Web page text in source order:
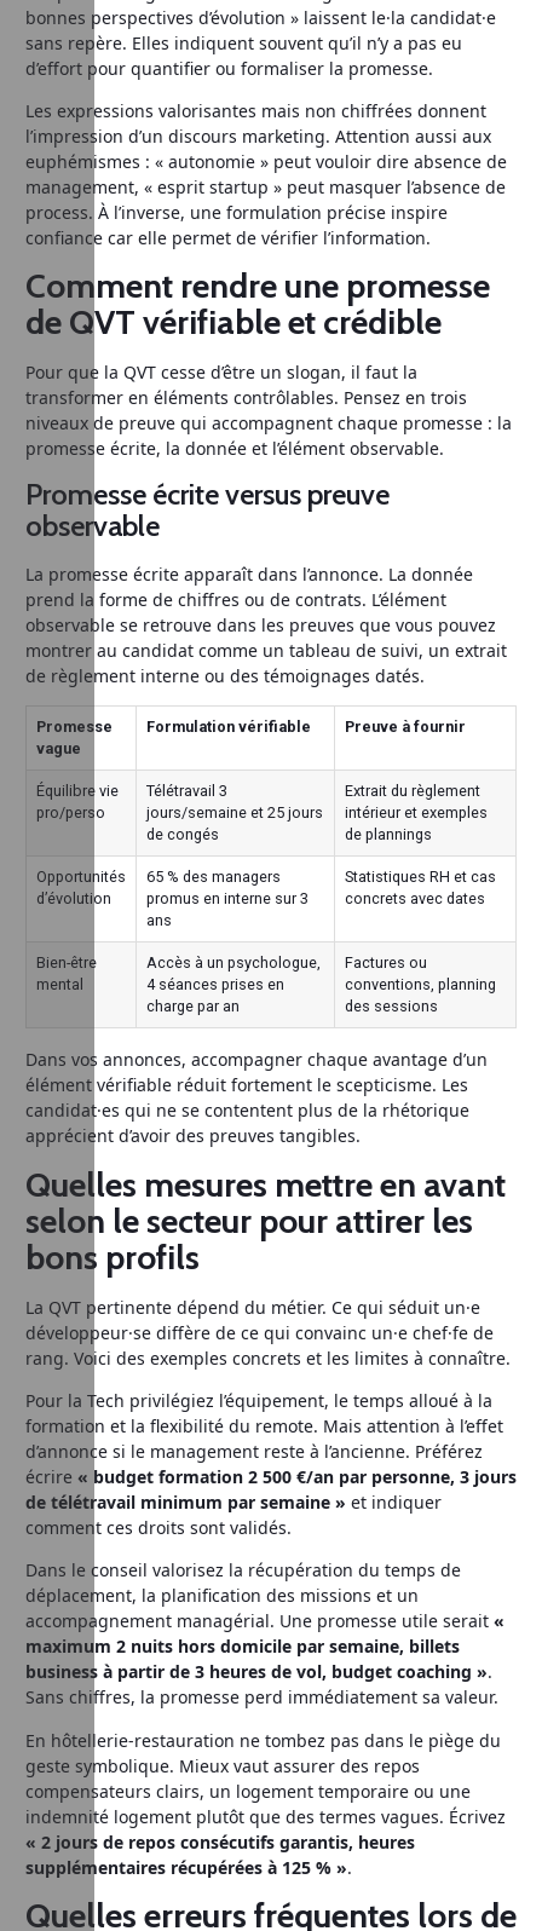
bonnes perspectives d’évolution » laissent le·la candidat·e
sans repère. Elles indiquent souvent qu’il n’y a pas eu
d’effort pour quantifier ou formaliser la promesse.
Les expressions valorisantes mais non chiffrées donnent
l’impression d’un discours marketing. Attention aussi aux
euphémismes : « autonomie » peut vouloir dire absence de
management, « esprit startup » peut masquer l’absence de
process. À l’inverse, une formulation précise inspire
confiance car elle permet de vérifier l’information.
Comment rendre une promesse
de QVT vérifiable et crédible
Pour que la QVT cesse d’être un slogan, il faut la
transformer en éléments contrôlables. Pensez en trois
niveaux de preuve qui accompagnent chaque promesse : la
promesse écrite, la donnée et l’élément observable.
Promesse écrite versus preuve
observable
La promesse écrite apparaît dans l’annonce. La donnée
prend la forme de chiffres ou de contrats. L’élément
observable se retrouve dans les preuves que vous pouvez
montrer au candidat comme un tableau de suivi, un extrait
de règlement interne ou des témoignages datés.
Promesse
vague
Formulation vérifiable Preuve à fournir
Équilibre vie
pro/perso
Télétravail 3
jours/semaine et 25 jours
de congés
Extrait du règlement
intérieur et exemples
de plannings
Opportunités
d’évolution
65 % des managers
promus en interne sur 3
ans
Statistiques RH et cas
concrets avec dates
Bien-être
mental
Accès à un psychologue,
4 séances prises en
charge par an
Factures ou
conventions, planning
des sessions
Dans vos annonces, accompagner chaque avantage d’un
élément vérifiable réduit fortement le scepticisme. Les
candidat·es qui ne se contentent plus de la rhétorique
apprécient d’avoir des preuves tangibles.
Quelles mesures mettre en avant
selon le secteur pour attirer les
bons profils
La QVT pertinente dépend du métier. Ce qui séduit un·e
développeur·se diffère de ce qui convainc un·e chef·fe de
rang. Voici des exemples concrets et les limites à connaître.
Pour la Tech privilégiez l’équipement, le temps alloué à la
formation et la flexibilité du remote. Mais attention à l’effet
d’annonce si le management reste à l’ancienne. Préférez
écrire « budget formation 2 500 €/an par personne, 3 jours
de télétravail minimum par semaine » et indiquer
comment ces droits sont validés.
Dans le conseil valorisez la récupération du temps de
déplacement, la planification des missions et un
accompagnement managérial. Une promesse utile serait «
maximum 2 nuits hors domicile par semaine, billets
business à partir de 3 heures de vol, budget coaching ».
Sans chiffres, la promesse perd immédiatement sa valeur.
En hôtellerie-restauration ne tombez pas dans le piège du
geste symbolique. Mieux vaut assurer des repos
compensateurs clairs, un logement temporaire ou une
indemnité logement plutôt que des termes vagues. Écrivez
« 2 jours de repos consécutifs garantis, heures
supplémentaires récupérées à 125 % ».
Quelles erreurs fréquentes lors de